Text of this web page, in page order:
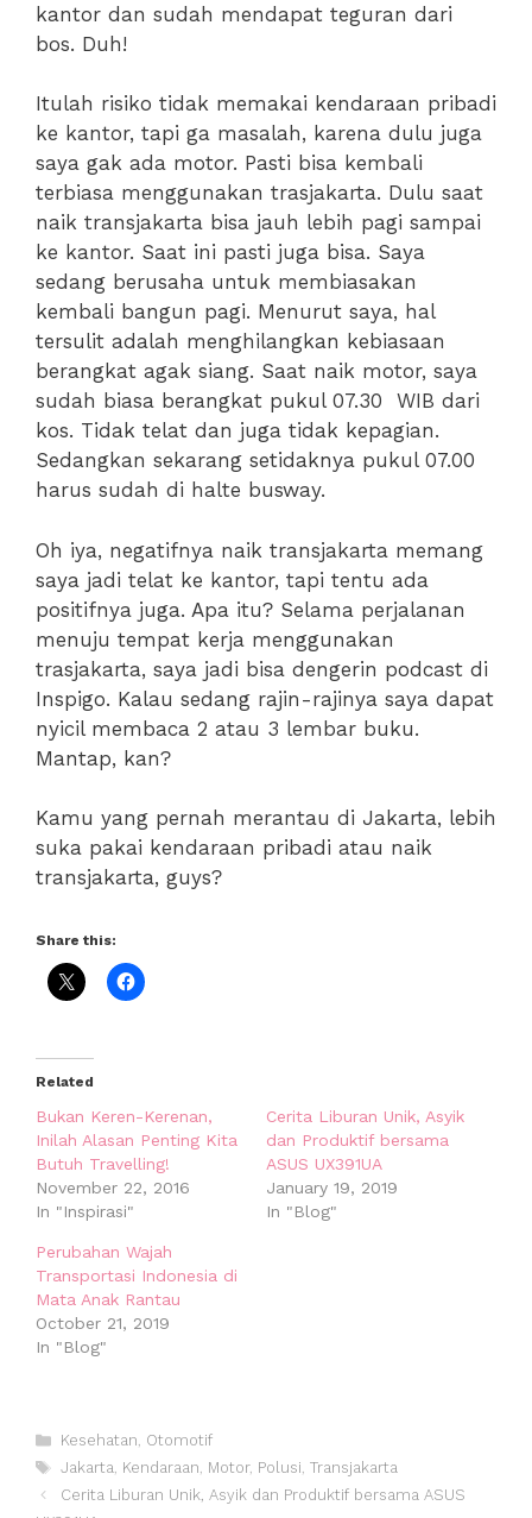
kantor dan sudah mendapat teguran dari
bos. Duh!
Itulah risiko tidak memakai kendaraan pribadi
ke kantor, tapi ga masalah, karena dulu juga
saya gak ada motor. Pasti bisa kembali
terbiasa menggunakan trasjakarta. Dulu saat
naik transjakarta bisa jauh lebih pagi sampai
ke kantor. Saat ini pasti juga bisa. Saya
sedang berusaha untuk membiasakan
kembali bangun pagi. Menurut saya, hal
tersulit adalah menghilangkan kebiasaan
berangkat agak siang. Saat naik motor, saya
sudah biasa berangkat pukul 07.30 WIB dari
kos. Tidak telat dan juga tidak kepagian.
Sedangkan sekarang setidaknya pukul 07.00
harus sudah di halte busway.
Oh iya, negatifnya naik transjakarta memang
saya jadi telat ke kantor, tapi tentu ada
positifnya juga. Apa itu? Selama perjalanan
menuju tempat kerja menggunakan
trasjakarta, saya jadi bisa dengerin podcast di
Inspigo. Kalau sedang rajin-rajinya saya dapat
nyicil membaca 2 atau 3 lembar buku.
Mantap, kan?
Kamu yang pernah merantau di Jakarta, lebih
suka pakai kendaraan pribadi atau naik
transjakarta, guys?
Share this:
Related
Bukan Keren-Kerenan,
Inilah Alasan Penting Kita
Butuh Travelling!
November 22, 2016
In "Inspirasi"
Cerita Liburan Unik, Asyik
dan Produktif bersama
ASUS UX391UA
January 19, 2019
In "Blog"
Perubahan Wajah
Transportasi Indonesia di
Mata Anak Rantau
October 21, 2019
In "Blog"
Categories
Kesehatan Otomotif
Tags
Jakarta Kendaraan Motor, Polusi Transjakarta
Post
navigation
Cerita Liburan Unik, Asyik dan Produktif bersama ASUS